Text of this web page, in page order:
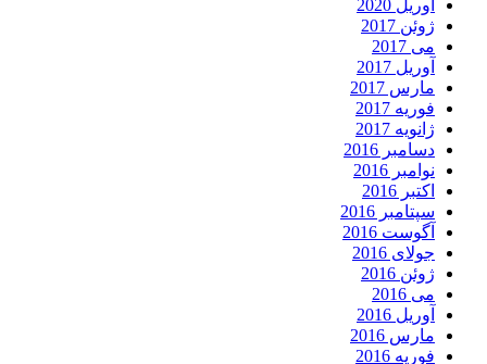
آوریل 2020
ژوئن 2017
می 2017
آوریل 2017
مارس 2017
فوریه 2017
ژانویه 2017
دسامبر 2016
نوامبر 2016
اکتبر 2016
سپتامبر 2016
آگوست 2016
جولای 2016
ژوئن 2016
می 2016
آوریل 2016
مارس 2016
فوریه 2016